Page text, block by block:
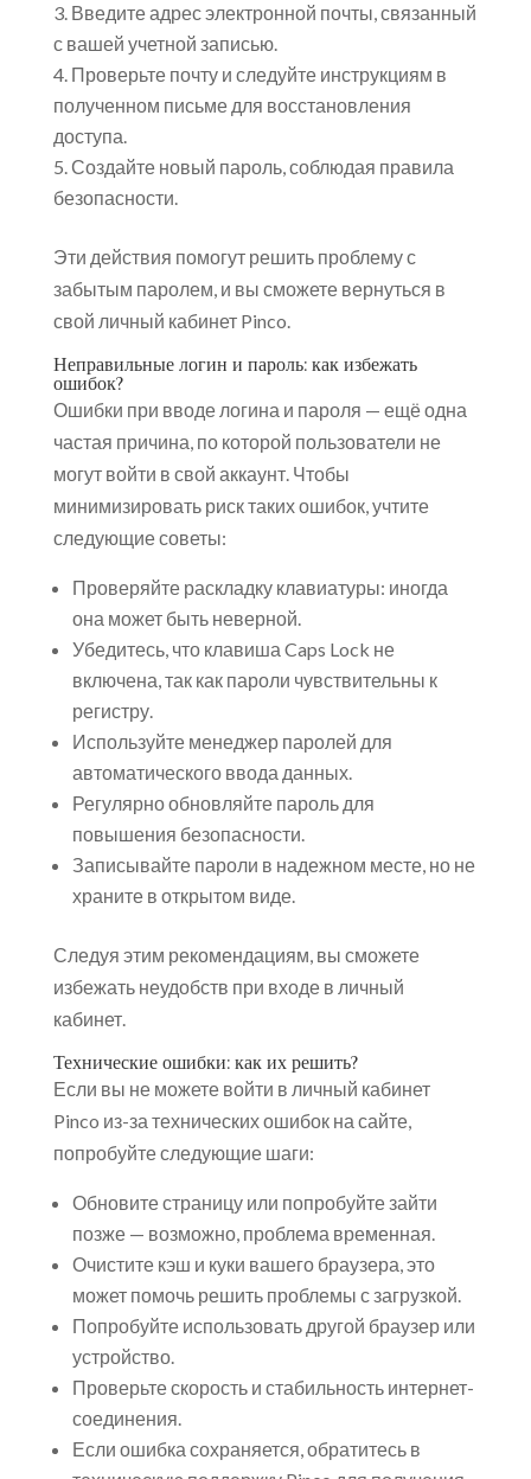
Введите адрес электронной почты, связанный
с вашей учетной записью.
Проверьте почту и следуйте инструкциям в
полученном письме для восстановления
доступа.
Создайте новый пароль, соблюдая правила
безопасности.
Эти действия помогут решить проблему с
забытым паролем, и вы сможете вернуться в
свой личный кабинет Pinco.
Неправильные логин и пароль: как избежать
ошибок?
Ошибки при вводе логина и пароля — ещё одна
частая причина, по которой пользователи не
могут войти в свой аккаунт. Чтобы
минимизировать риск таких ошибок, учтите
следующие советы:
Проверяйте раскладку клавиатуры: иногда
она может быть неверной.
Убедитесь, что клавиша Caps Lock не
включена, так как пароли чувствительны к
регистру.
Используйте менеджер паролей для
автоматического ввода данных.
Регулярно обновляйте пароль для
повышения безопасности.
Записывайте пароли в надежном месте, но не
храните в открытом виде.
Следуя этим рекомендациям, вы сможете
избежать неудобств при входе в личный
кабинет.
Технические ошибки: как их решить?
Если вы не можете войти в личный кабинет
Pinco из-за технических ошибок на сайте,
попробуйте следующие шаги:
Обновите страницу или попробуйте зайти
позже — возможно, проблема временная.
Очистите кэш и куки вашего браузера, это
может помочь решить проблемы с загрузкой.
Попробуйте использовать другой браузер или
устройство.
Проверьте скорость и стабильность интернет-
соединения.
Если ошибка сохраняется, обратитесь в